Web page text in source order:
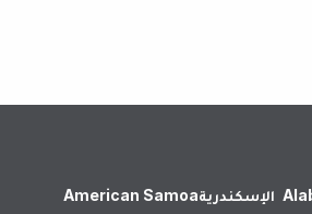
الإسكندرية‎American Samoa